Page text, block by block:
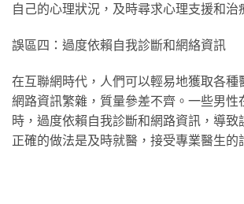
自己的心理狀況，及時尋求心理支援和治
誤區四：過度依賴自我診斷和網絡資訊
在互聯網時代，人們可以輕易地獲取各種
網路資訊繁雜，質量參差不齊。一些男性
時，過度依賴自我診斷和網路資訊，導致
正確的做法是及時就醫，接受專業醫生的